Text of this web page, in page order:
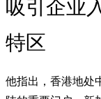
吸引企业
特区
他指出，香港地处